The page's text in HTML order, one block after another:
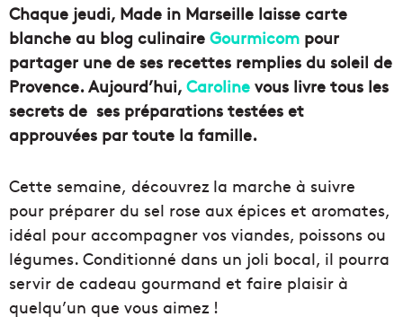
Chaque jeudi, Made in Marseille laisse carte
blanche au blog culinaire Gourmicom pour
partager une de ses recettes remplies du soleil de
Provence. Aujourd’hui, Caroline vous livre tous les
secrets de ses préparations testées et
approuvées par toute la famille.
Cette semaine, découvrez la marche à suivre
pour préparer du sel rose aux épices et aromates,
idéal pour accompagner vos viandes, poissons ou
légumes. Conditionné dans un joli bocal, il pourra
servir de cadeau gourmand et faire plaisir à
quelqu’un que vous aimez !